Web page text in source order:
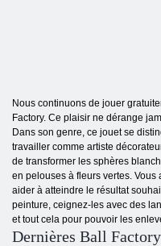
Nous continuons de jouer
Factory. Ce plaisir ne dérange
Dans son genre, ce jouet se
travailler comme artiste
de transformer les sphères
en pelouses à fleurs vertes.
aider à atteindre le résultat
peinture, ceignez-les avec des
et tout cela pour pouvoir les
Dernières Ball